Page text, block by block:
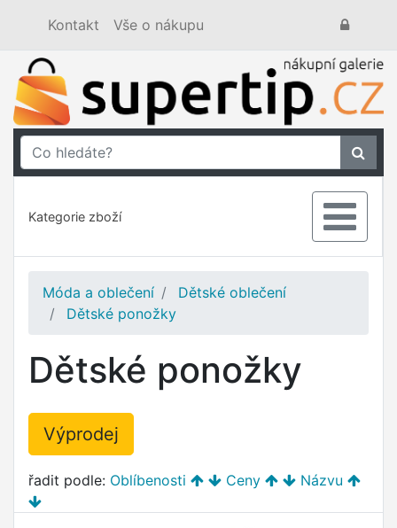
Kontakt Vše o nákupu
Kategorie zboží
Móda a oblečení
Dětské oblečení
Dětské ponožky
Dětské ponožky
Výprodej
řadit podle: Oblíbenosti Ceny Názvu